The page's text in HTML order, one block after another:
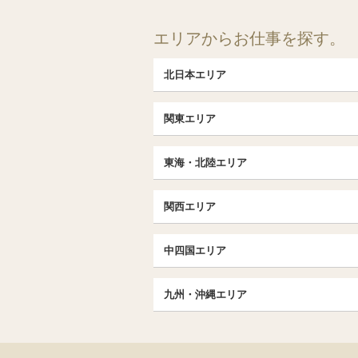
エリアからお仕事を探す。
北日本エリア
北海道（札幌・旭川・函館）
福島 (いわき・郡山)
茨城（水戸・取手）
関東エリア
大宮・浦和・川口
千葉TOP
東京TOP
東海・北陸エリア
愛知（名古屋）
名古屋TOP
名古屋・名駅・太閤通
春日井・豊田・東海
関西エリア
京都駅・伏見区
三条・京都市役所前
大阪エリア
梅田・北新地
中四国エリア
広島
九州・沖縄エリア